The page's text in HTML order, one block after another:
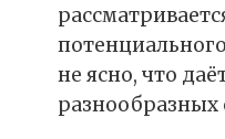
не ясно, что
разнообразных